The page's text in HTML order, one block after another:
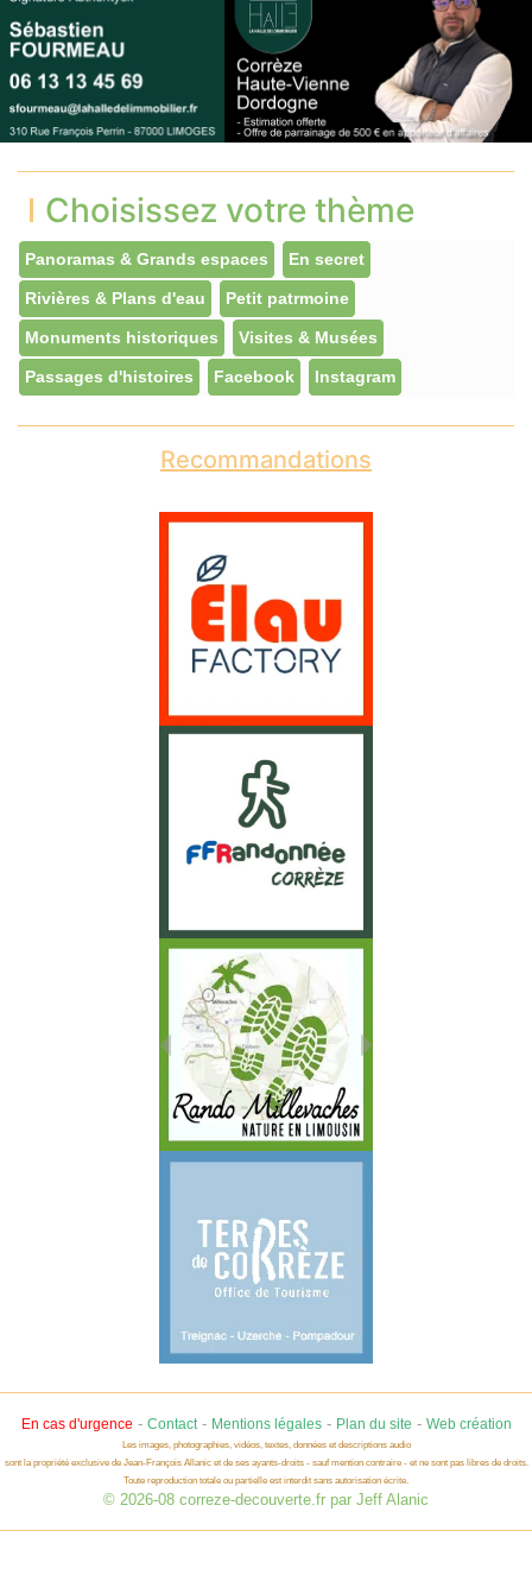
Choisissez votre thème
Panoramas & Grands espaces En secret
Rivières & Plans d'eau Petit patrmoine
Monuments historiques Visites & Musées
Passages d'histoires Facebook Instagram
Recommandations
En cas d'urgence - Contact- Mentions légales- Plan du site - Web création
Les images, photographies, vidéos, textes, données et descriptions audio
sont la propriété exclusive de Jean-François Allanic et de ses ayants-droits - sauf mention contraire - et ne sont pas libres de droits.
Toute reproduction totale ou partielle est interdit sans autorisation écrite.
© 2026-08 correze-decouverte.fr par Jeff Alanic